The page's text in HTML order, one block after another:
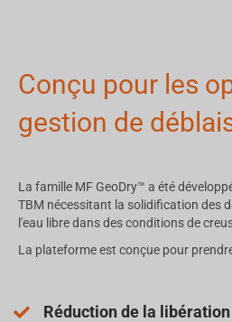
Conçu pour les
gestion de
La famille MF GeoDry™ a été
TBM nécessitant la solidification des
l'eau libre dans des conditions de
La plateforme est conçue pour
Réduction de la